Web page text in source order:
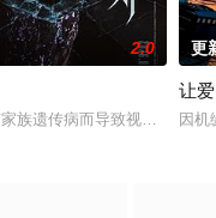
蹈学校的丽莎，开始了
己不要什么：父母享受的
2.0
族遗传病而导致视力逐渐丧
更
让
因机